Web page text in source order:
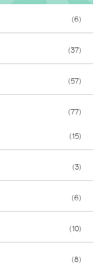
(6)
(37)
(57)
(77)
(15)
(3)
(6)
(10)
(8)